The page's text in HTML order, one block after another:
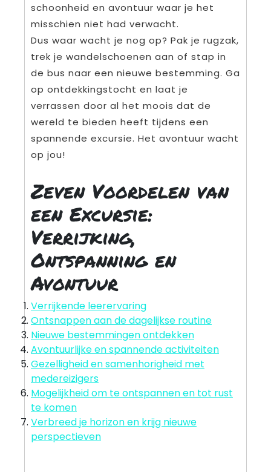
schoonheid en avontuur waar je het
misschien niet had verwacht.
Dus waar wacht je nog op? Pak je rugzak,
trek je wandelschoenen aan of stap in
de bus naar een nieuwe bestemming. Ga
op ontdekkingstocht en laat je
verrassen door al het moois dat de
wereld te bieden heeft tijdens een
spannende excursie. Het avontuur wacht
op jou!
Zeven Voordelen van
een Excursie:
Verrijking,
Ontspanning en
Avontuur
Verrijkende leerervaring
Ontsnappen aan de dagelijkse routine
Nieuwe bestemmingen ontdekken
Avontuurlijke en spannende activiteiten
Gezelligheid en samenhorigheid met
medereizigers
Mogelijkheid om te ontspannen en tot rust
te komen
Verbreed je horizon en krijg nieuwe
perspectieven